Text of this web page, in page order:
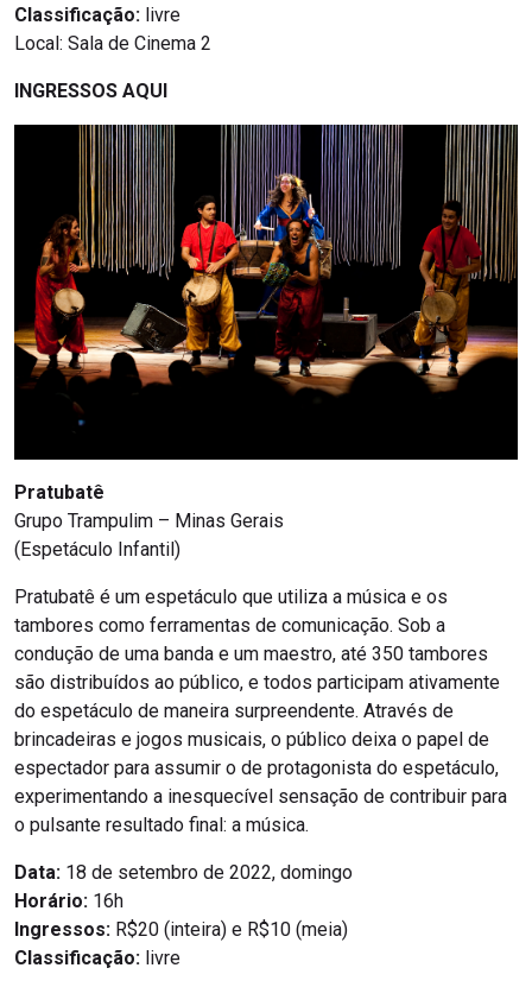
Classificação: livre
Local: Sala de Cinema 2
INGRESSOS AQUI
Pratubatê
Grupo Trampulim – Minas Gerais
(Espetáculo Infantil)
Pratubatê é um espetáculo que utiliza a música e os
tambores como ferramentas de comunicação. Sob a
condução de uma banda e um maestro, até 350 tambores
são distribuídos ao público, e todos participam ativamente
do espetáculo de maneira surpreendente. Através de
brincadeiras e jogos musicais, o público deixa o papel de
espectador para assumir o de protagonista do espetáculo,
experimentando a inesquecível sensação de contribuir para
o pulsante resultado final: a música.
Data: 18 de setembro de 2022, domingo
Horário: 16h
Ingressos: R$20 (inteira) e R$10 (meia)
Classificação: livre